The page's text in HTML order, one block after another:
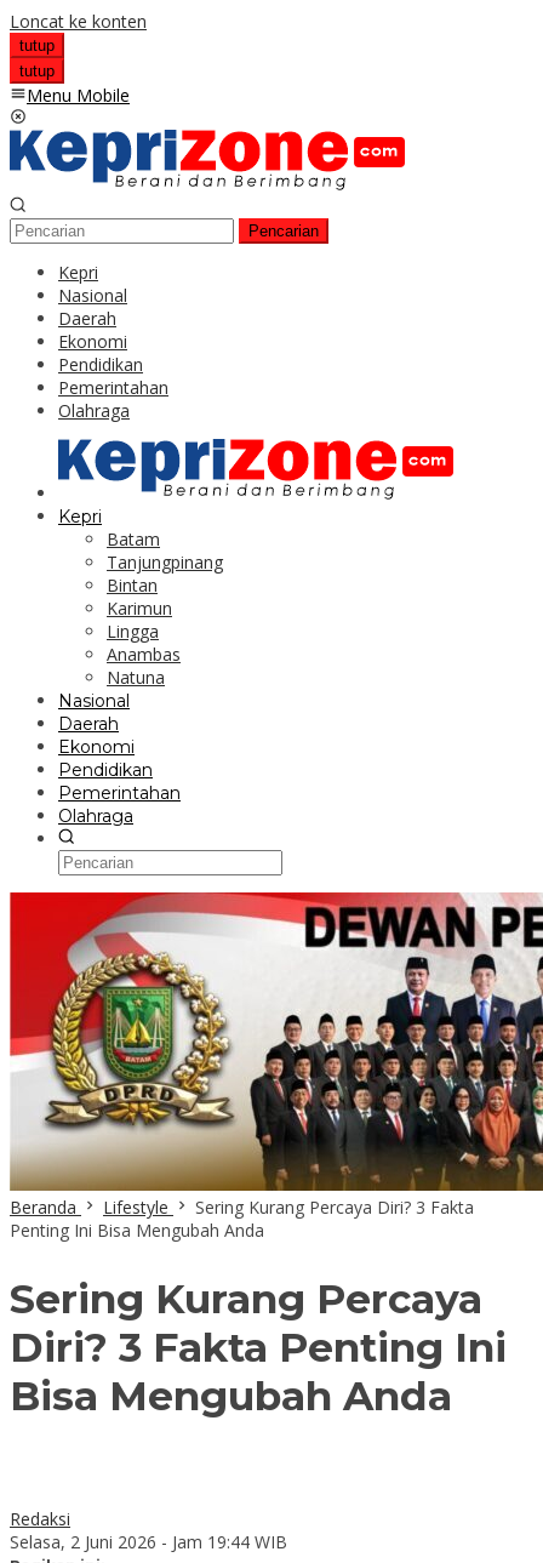
Loncat ke konten
tutup
tutup
Menu Mobile
Pencarian
Kepri
Nasional
Daerah
Ekonomi
Pendidikan
Pemerintahan
Olahraga
Kepri
Batam
Tanjungpinang
Bintan
Karimun
Lingga
Anambas
Natuna
Nasional
Daerah
Ekonomi
Pendidikan
Pemerintahan
Olahraga
Beranda Lifestyle
Sering Kurang Percaya Diri? 3 Fakta
Penting Ini Bisa Mengubah Anda
Sering Kurang Percaya
Diri? 3 Fakta Penting Ini
Bisa Mengubah Anda
Redaksi
Selasa, 2 Juni 2026 - Jam 19:44 WIB